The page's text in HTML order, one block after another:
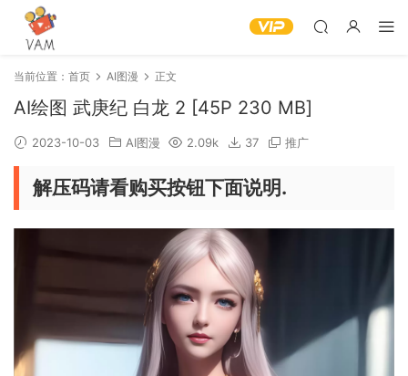
当前位置： 首页 AI图漫 正文
AI绘图 武庚纪 白龙 2 [45P 230 MB]
2023-10-03 AI图漫 2.09k 37 推广
解压码请看购买按钮下面说明.